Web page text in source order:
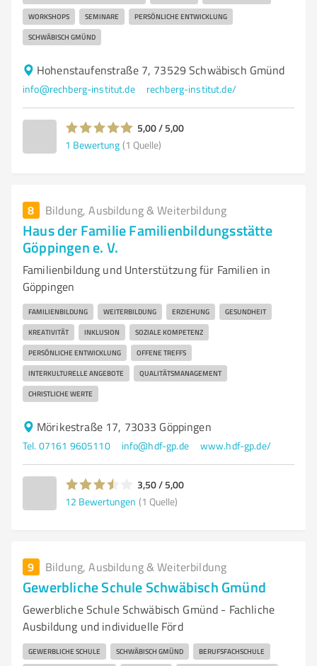
WORKSHOPS SEMINARE PERSÖNLICHE ENTWICKLUNG
SCHWÄBISCH GMÜND
Hohenstaufenstraße 7, 73529 Schwäbisch Gmünd
info@rechberg-institut.de rechberg-institut.de/
5,00 / 5,00
1 Bewertung (1 Quelle)
8 Bildung, Ausbildung & Weiterbildung
Haus der Familie Familienbildungsstätte
Göppingen e. V.
Familienbildung und Unterstützung für Familien in
Göppingen
FAMILIENBILDUNG WEITERBILDUNG ERZIEHUNG GESUNDHEIT
KREATIVITÄT INKLUSION SOZIALE KOMPETENZ
PERSÖNLICHE ENTWICKLUNG OFFENE TREFFS
INTERKULTURELLE ANGEBOTE QUALITÄTSMANAGEMENT
CHRISTLICHE WERTE
Mörikestraße 17, 73033 Göppingen
Tel. 07161 9605110 info@hdf-gp.de www.hdf-gp.de/
3,50 / 5,00
12 Bewertungen (1 Quelle)
9 Bildung, Ausbildung & Weiterbildung
Gewerbliche Schule Schwäbisch Gmünd
Gewerbliche Schule Schwäbisch Gmünd - Fachliche
Ausbildung und individuelle Förd
GEWERBLICHE SCHULE SCHWÄBISCH GMÜND BERUFSFACHSCHULE